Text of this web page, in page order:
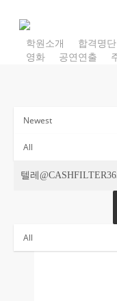
학원소개 합격명단
영화
공연연출
주간 IAM